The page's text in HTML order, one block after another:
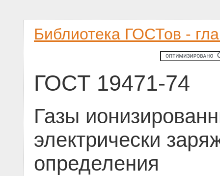
Библиотека ГОСТов -
ГОСТ 19471-74
Газы
электрически
определения